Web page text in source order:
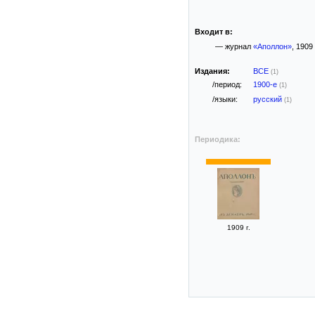
Входит в:
— журнал «Аполлон», 1909
Издания: ВСЕ (1)
/период: 1900-е (1)
/языки: русский (1)
Периодика:
1909 г.